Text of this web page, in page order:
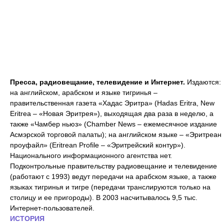
Пресса, радиовещание, телевидение и Интернет. Издаются:
на английском, арабском и языке тигринья –
правительственная газета «Хадас Эритра» (Hadas Eritra, New
Eritrea – «Новая Эритрея»), выходящая два раза в неделю, а
также «Чамбер ньюз» (Chamber News – ежемесячное издание
Асмэрской торговой палаты); на английском языке – «Эритреан
проуфайл» (Eritrean Profile – «Эритрейский контур»).
Национального информационного агентства нет.
Подконтрольные правительству радиовещание и телевидение
(работают с 1993) ведут передачи на арабском языке, а также
языках тигринья и тигре (передачи транслируются только на
столицу и ее пригороды). В 2003 насчитывалось 9,5 тыс.
Интернет-пользователей.
ИСТОРИЯ